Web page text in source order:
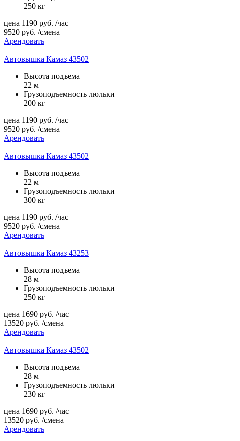
250 кг
цена 1190 руб. /час
9520 руб. /смена
Арендовать
Автовышка Камаз 43502
Высота подъема
22 м
Грузоподъемность люльки
200 кг
цена 1190 руб. /час
9520 руб. /смена
Арендовать
Автовышка Камаз 43502
Высота подъема
22 м
Грузоподъемность люльки
300 кг
цена 1190 руб. /час
9520 руб. /смена
Арендовать
Автовышка Камаз 43253
Высота подъема
28 м
Грузоподъемность люльки
250 кг
цена 1690 руб. /час
13520 руб. /смена
Арендовать
Автовышка Камаз 43502
Высота подъема
28 м
Грузоподъемность люльки
230 кг
цена 1690 руб. /час
13520 руб. /смена
Арендовать